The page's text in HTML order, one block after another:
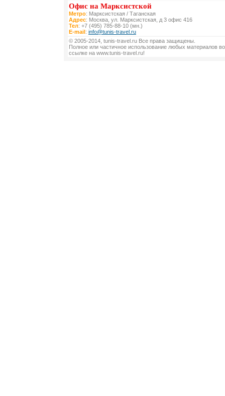
Офис на Марксистской
Метро: Марксистская / Таганская
Адрес: Москва, ул. Марксистская, д 3 офис 416
Тел: +7 (495) 785-88-10 (мн.)
E-mail: info@tunis-travel.ru
© 2005-2014, tunis-travel.ru Все права защищены.
Полное или частичное использование любых материалов
ссылке на www.tunis-travel.ru!